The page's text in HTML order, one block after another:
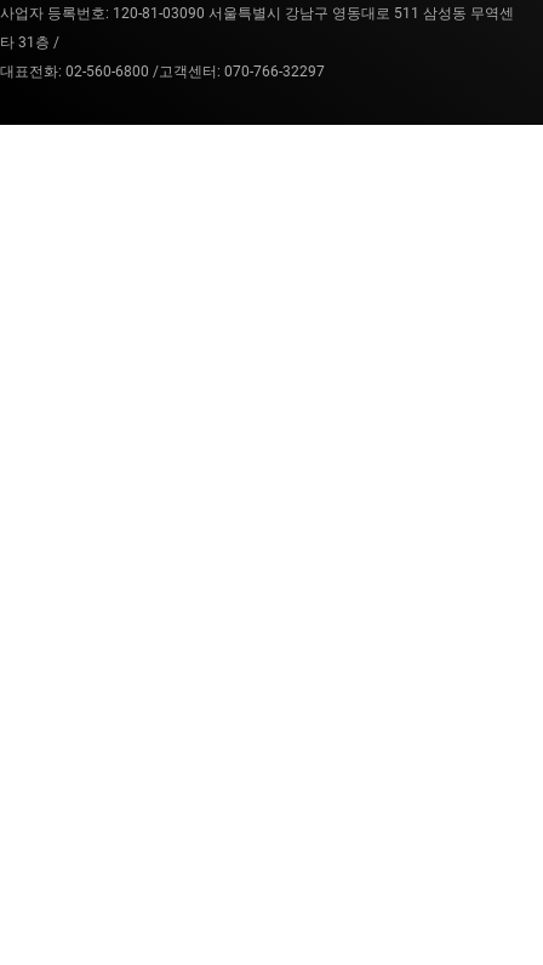
사업자 등록번호: 120-81-03090 서울특별시 강남구 영동대로 511 삼성동 무역센
타 31층 /
대표전화: 02-560-6800 /고객센터: 070-766-32297